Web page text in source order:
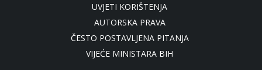
UVJETI KORIŠTENJA
AUTORSKA PRAVA
ČESTO POSTAVLJENA PITANJA
VIJEĆE MINISTARA BIH